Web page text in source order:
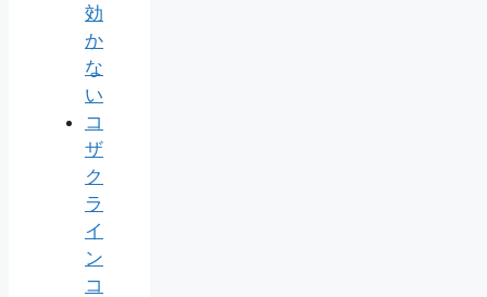
効
か
な
い
コ
ザ
ク
ラ
イ
ン
コ